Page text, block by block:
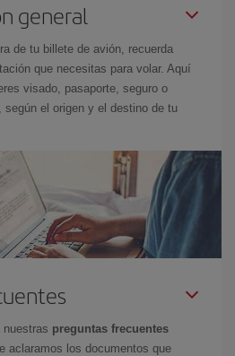
general
de tu billete de avión, recuerda
que necesitas para volar. Aquí
visado, pasaporte, seguro o
según el origen y el destino de tu
nuestras preguntas frecuentes
aclaramos los documentos que